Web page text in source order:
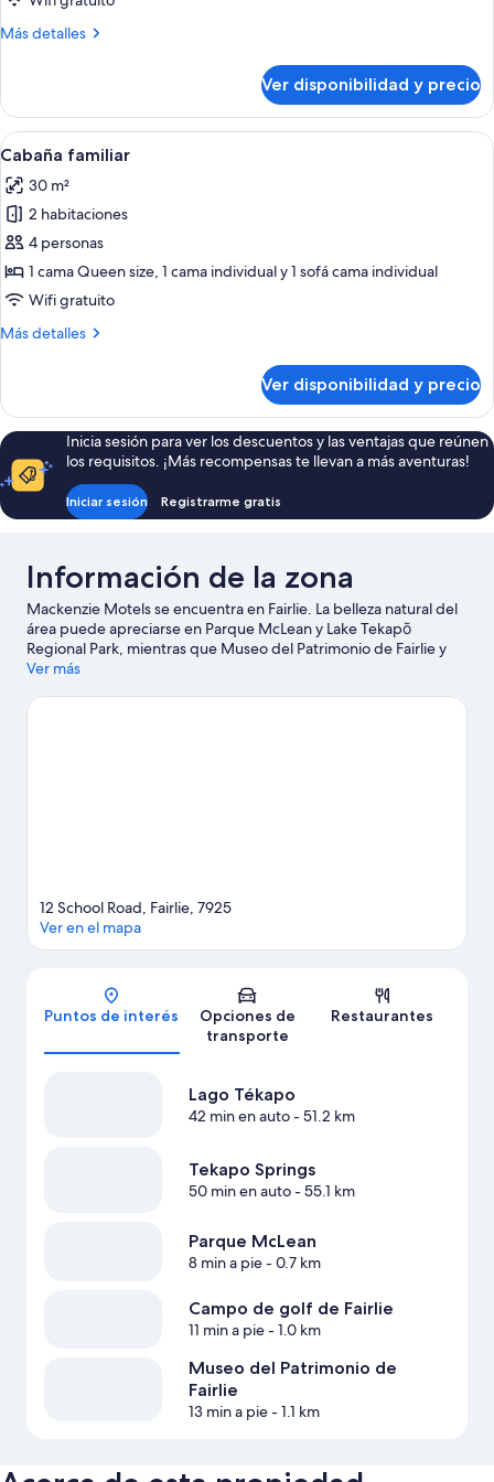
Más detalles
Más
Deluxe
Ver disponibilidad y precio
Ver
todas
las
fotos
de
Cabaña
familiar
Una casa móvil moderna con
24
Cabaña familiar
30 m²
2 habitaciones
4 personas
1 cama Queen size, 1 cama individual y 1 sofá cama individual
Wifi gratuito
Más detalles
Más
familiar
Ver disponibilidad y precio
Inicia sesión para ver los descuentos y las ventajas que reúnen
los requisitos. ¡Más recompensas te llevan a más aventuras!
Iniciar sesión Registrarme gratis
Información de la zona
Mackenzie Motels se encuentra en Fairlie. La belleza natural del
área puede apreciarse en Parque McLean y Lake Tekapō
Regional Park, mientras que Museo del Patrimonio de Fairlie y
Vintage Car & Machinery Museum son lugares culturales
Daffodils y Dark Sky Project.
Ver más
Mapa
12 School Road, Fairlie, 7925
Ver en el mapa
Puntos de interés
Opciones de
transporte
Restaurantes
Lago Tékapo
42 min en auto- 51.2 km
Tekapo Springs
50 min en auto- 55.1 km
Parque McLean
8 min a pie- 0.7 km
Campo de golf de Fairlie
11 min a pie- 1.0 km
Museo del Patrimonio de
Fairlie
13 min a pie- 1.1 km